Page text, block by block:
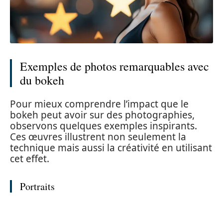
Exemples de photos remarquables avec
du bokeh
Pour mieux comprendre l’impact que le
bokeh peut avoir sur des photographies,
observons quelques exemples inspirants.
Ces œuvres illustrent non seulement la
technique mais aussi la créativité en utilisant
cet effet.
Portraits